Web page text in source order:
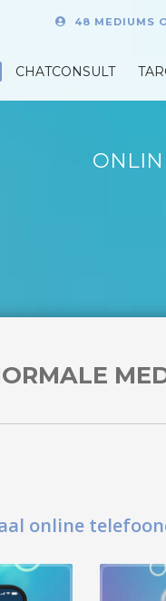
48 MEDIUMS
CHATCONSULT
online